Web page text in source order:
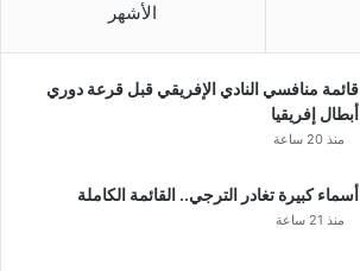
الأشهر
قائمة منافسي النادي الإفريقي قبل قرعة دوري
أبطال إفريقيا
منذ 20 ساعة
أسماء كبيرة تغادر الترجي.. القائمة الكاملة
منذ 21 ساعة